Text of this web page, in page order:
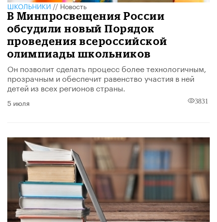
ШКОЛЬНИКИ//Новость
В Минпросвещения России
обсудили новый Порядок
проведения всероссийской
олимпиады школьников
Он позволит сделать процесс более технологичным,
прозрачным и обеспечит равенство участия в ней
детей из всех регионов страны.
5 июля 3831